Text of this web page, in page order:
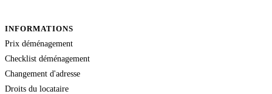
INFORMATIONS
Prix déménagement
Checklist déménagement
Changement d'adresse
Droits du locataire